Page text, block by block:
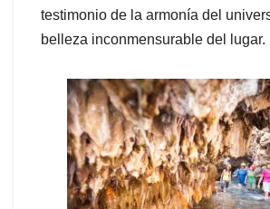
testimonio de la armonía del
belleza inconmensurable del lugar.